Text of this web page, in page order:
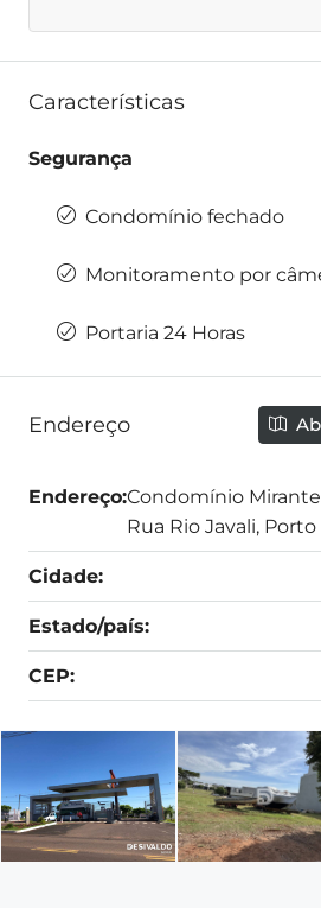
Características
Segurança
Condomínio fechado
Monitoramento por
Portaria 24 Horas
Endereço
Endereço:Condomínio
Rua Rio Javali, Porto
Cidade:
Estado/país:
CEP: